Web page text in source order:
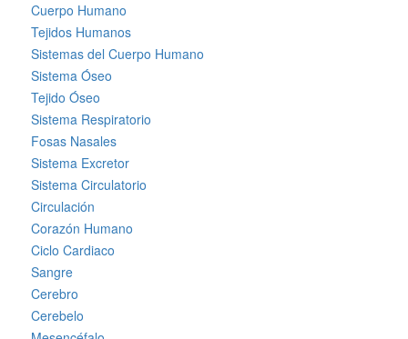
Cuerpo Humano
Tejidos Humanos
Sistemas del Cuerpo Humano
Sistema Óseo
Tejido Óseo
Sistema Respiratorio
Fosas Nasales
Sistema Excretor
Sistema Circulatorio
Circulación
Corazón Humano
Ciclo Cardiaco
Sangre
Cerebro
Cerebelo